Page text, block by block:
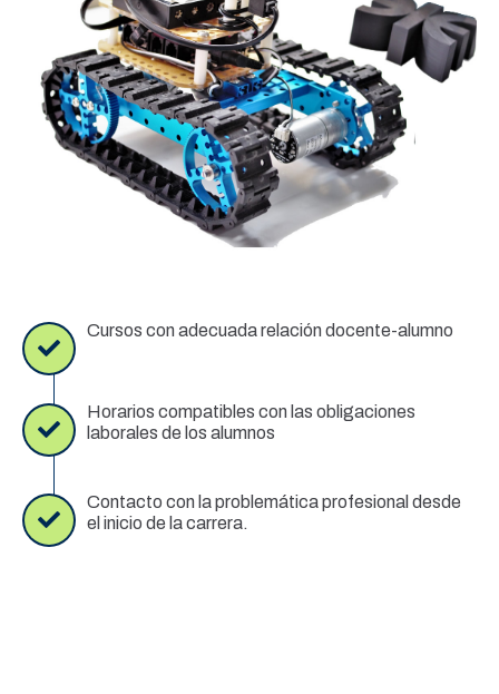
Cursos con adecuada relación docente-alumno
Horarios compatibles con las obligaciones
laborales de los alumnos
Contacto con la problemática profesional desde
el inicio de la carrera.